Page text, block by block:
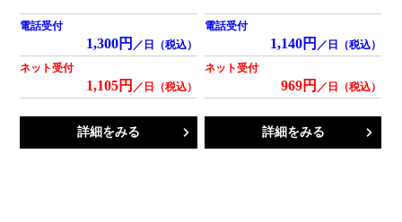
電話受付
1,300円 ／日（税込）
ネット受付
1,105円 ／日（税込）
詳細をみる
電話受付
1,140円 ／日（税込）
ネット受付
969円 ／日（税込）
詳細をみる